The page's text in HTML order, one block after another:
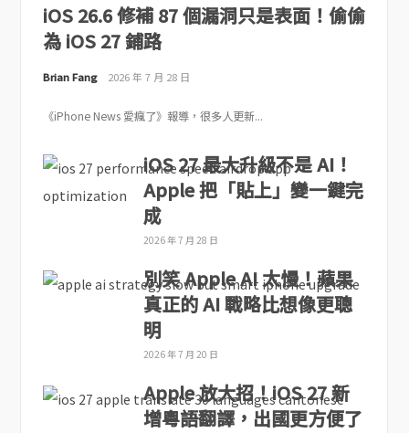
iOS 26.6 修補 87 個漏洞只是表面！偷偷
為 iOS 27 鋪路
Brian Fang 2026 年 7 月 28 日
《iPhone News 愛瘋了》報導，很多人更新...
iOS 27 最大升級不是 AI！
Apple 把「貼上」變一鍵完
成
2026 年 7 月 28 日
別笑 Apple AI 太慢！蘋果
真正的 AI 戰略比想像更聰
明
2026 年 7 月 20 日
Apple 放大招！iOS 27 新
增粵語翻譯，出國更方便了